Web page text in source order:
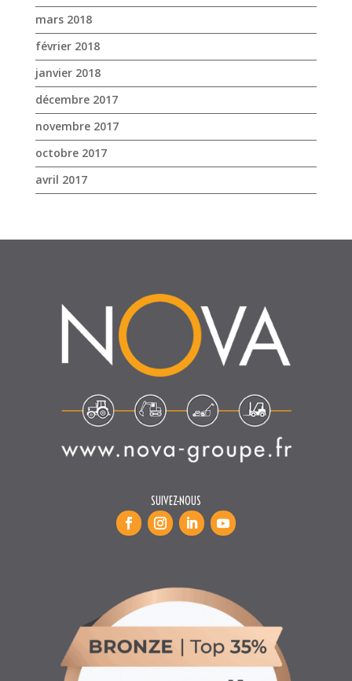
mars 2018
février 2018
janvier 2018
décembre 2017
novembre 2017
octobre 2017
avril 2017
SUIVEZ-NOUS